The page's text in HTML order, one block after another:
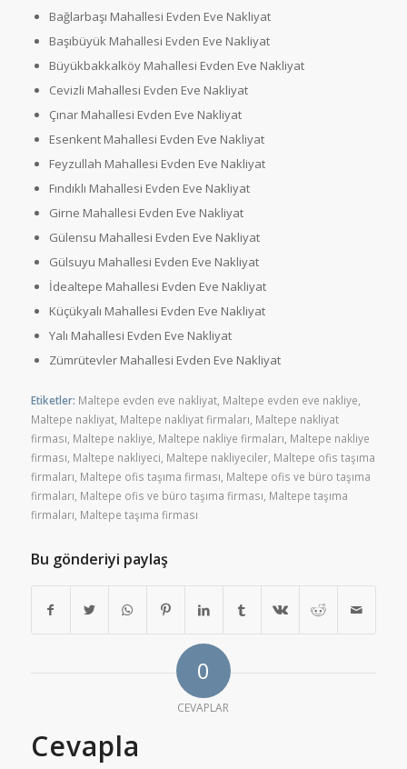
Bağlarbaşı Mahallesi Evden Eve Nakliyat
Başıbüyük Mahallesi Evden Eve Nakliyat
Büyükbakkalköy Mahallesi Evden Eve Nakliyat
Cevizli Mahallesi Evden Eve Nakliyat
Çınar Mahallesi Evden Eve Nakliyat
Esenkent Mahallesi Evden Eve Nakliyat
Feyzullah Mahallesi Evden Eve Nakliyat
Fındıklı Mahallesi Evden Eve Nakliyat
Girne Mahallesi Evden Eve Nakliyat
Gülensu Mahallesi Evden Eve Nakliyat
Gülsuyu Mahallesi Evden Eve Nakliyat
İdealtepe Mahallesi Evden Eve Nakliyat
Küçükyalı Mahallesi Evden Eve Nakliyat
Yalı Mahallesi Evden Eve Nakliyat
Zümrütevler Mahallesi Evden Eve Nakliyat
Etiketler: Maltepe evden eve nakliyat, Maltepe evden eve nakliye
Maltepe nakliyat, Maltepe nakliyat firmaları Maltepe nakliyat
firması Maltepe nakliye Maltepe nakliye firmaları Maltepe nakliye
firması Maltepe nakliyeci Maltepe nakliyeciler, Maltepe ofis taşıma
firmaları Maltepe ofis taşıma firması Maltepe ofis ve büro taşıma
firmaları Maltepe ofis ve büro taşıma firması Maltepe taşıma
firmaları Maltepe taşıma firması
Bu gönderiyi paylaş
0
CEVAPLAR
Cevapla